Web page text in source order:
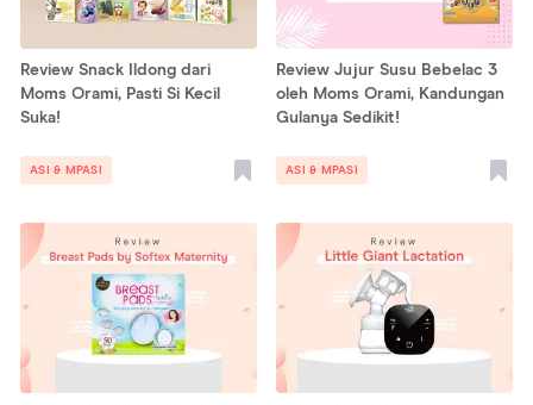
Review Snack Ildong dari
Moms Orami, Pasti Si Kecil
Suka!
ASI & MPASI
Review Jujur Susu Bebelac 3
oleh Moms Orami, Kandungan
Gulanya Sedikit!
ASI & MPASI